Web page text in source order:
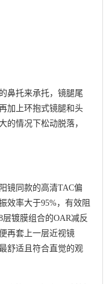
鼻托来承托，镜腿尾
加上环抱式镜腿和头
的情况下松动脱落，
镜同款的高清TAC偏
效率大于95%，有效阻
镀膜组合的OAR减反
再套上一层近视镜
舒适且符合直觉的观